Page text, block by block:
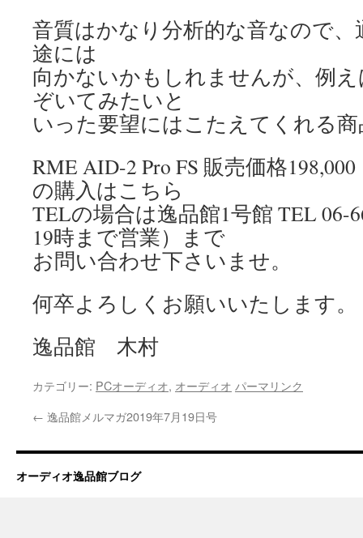
音質はかなり分析的な音なので
途には
向かないかもしれませんが、例
ぞいてみたいと
いった要望にはこたえてくれる
RME AID-2 Pro FS 販売価格
の購入はこちら
TELの場合は逸品館1号館 TEL 06-
19時まで営業）まで
お問い合わせ下さいませ。
何卒よろしくお願いいたします。
逸品館 木村
カテゴリー: PCオーディオ, オーディオ パーマリンク
← 逸品館メルマガ2019年7月19日号
オーディオ逸品館ブログ